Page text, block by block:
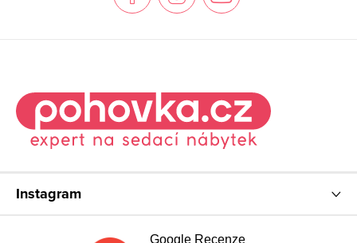
Instagram
Google Recenze